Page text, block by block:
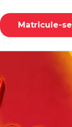
Matricule-se